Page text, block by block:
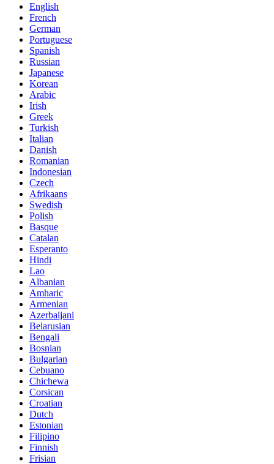
English
French
German
Portuguese
Spanish
Russian
Japanese
Korean
Arabic
Irish
Greek
Turkish
Italian
Danish
Romanian
Indonesian
Czech
Afrikaans
Swedish
Polish
Basque
Catalan
Esperanto
Hindi
Lao
Albanian
Amharic
Armenian
Azerbaijani
Belarusian
Bengali
Bosnian
Bulgarian
Cebuano
Chichewa
Corsican
Croatian
Dutch
Estonian
Filipino
Finnish
Frisian